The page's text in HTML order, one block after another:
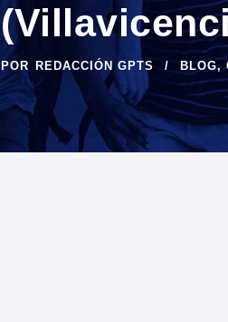
POR REDACCIÓN GPTS BLOG,